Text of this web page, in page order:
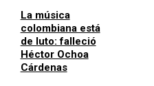
La música
colombiana está
de luto: falleció
Héctor Ochoa
Cárdenas